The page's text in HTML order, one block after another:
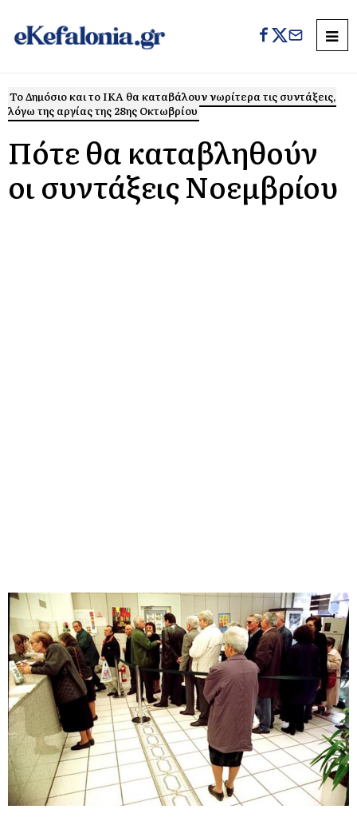
Το Δημόσιο και το ΙΚΑ θα καταβάλουν νωρίτερα τις συντάξεις,
λόγω της αργίας της 28ης Οκτωβρίου
Πότε θα καταβληθούν
οι συντάξεις Νοεμβρίου